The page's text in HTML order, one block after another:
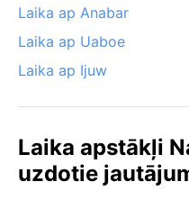
Laika ap Anabar
Laika ap Uaboe
Laika ap Ijuw
Laika apstākļi
uzdotie